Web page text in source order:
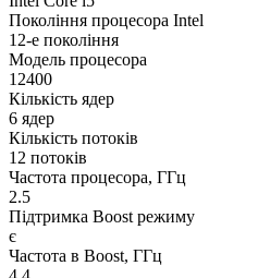
Покоління процесора Intel
12-е покоління
Модель процесора
12400
Кількість ядер
6 ядер
Кількість потоків
12 потоків
Частота процесора, ГГц
2.5
Підтримка Boost режиму
є
Частота в Boost, ГГц